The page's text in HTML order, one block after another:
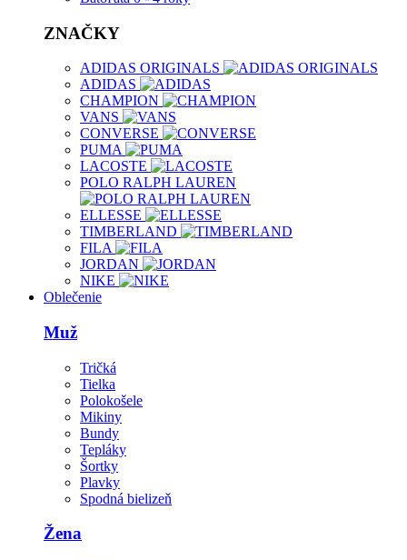
ZNAČKY
ADIDAS ORIGINALS
ADIDAS
CHAMPION
VANS
CONVERSE
PUMA
LACOSTE
POLO RALPH LAUREN
ELLESSE
TIMBERLAND
FILA
JORDAN
NIKE
Oblečenie
Muž
Tričká
Tielka
Polokošele
Mikiny
Bundy
Tepláky
Šortky
Plavky
Spodná bielizeň
Žena